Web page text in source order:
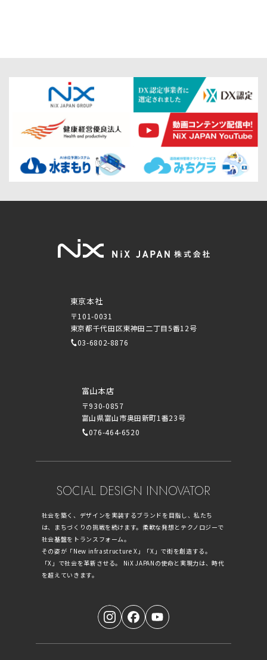
東京本社
〒101-0031
東京都千代田区東神田二丁目5番12号
03-6802-8876
富山本店
〒930-0857
富山県富山市奥田新町1番23号
076-464-6520
SOCIAL DESIGN INNOVATOR
社会を築く、デザインを実装するブランドを目指し、私たち
は、まちづくりの挑戦を続けます。柔軟な発想とテクノロジーで
社会基盤をトランスフォーム。
その姿が「New infrastructure X」「X」で街を創造する。
「X」で社会を革新させる。 NiX JAPANの使命と実現力は、時代
を超えていきます。